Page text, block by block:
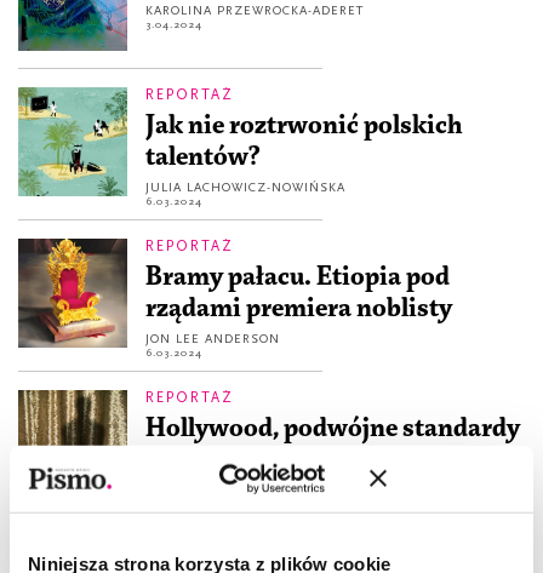
Niniejsza strona korzysta z plików cookie
KAROLINA PRZEWROCKA-ADERET
3.04.2024
REPORTAŻ
Jak nie roztrwonić polskich
talentów?
JULIA LACHOWICZ-NOWIŃSKA
6.03.2024
REPORTAŻ
Bramy pałacu. Etiopia pod
rządami premiera noblisty
JON LEE ANDERSON
6.03.2024
REPORTAŻ
Hollywood, podwójne standardy
i wyścig po Oscara
MICHAEL SCHULMAN